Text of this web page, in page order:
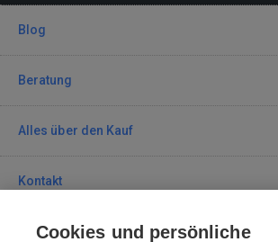
Blog
Beratung
Alles über den Kauf
Kontakt
Cookies und persönliche